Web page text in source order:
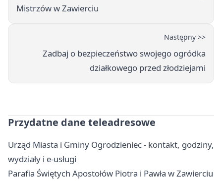
Mistrzów w Zawierciu
Następny >>
Zadbaj o bezpieczeństwo swojego ogródka
działkowego przed złodziejami
Przydatne dane teleadresowe
Urząd Miasta i Gminy Ogrodzieniec - kontakt, godziny,
wydziały i e-usługi
Parafia Świętych Apostołów Piotra i Pawła w Zawierciu